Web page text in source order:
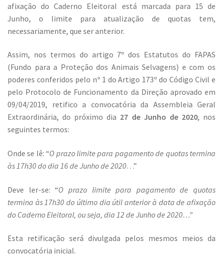
afixação do Caderno Eleitoral está marcada para 15 de
Junho, o limite para atualização de quotas tem,
necessariamente, que ser anterior.
Assim, nos termos do artigo 7º dos Estatutos do FAPAS
(Fundo para a Proteção dos Animais Selvagens) e com os
poderes conferidos pelo nº 1 do Artigo 173º do Código Civil e
pelo Protocolo de Funcionamento da Direção aprovado em
09/04/2019, retifico a convocatória da Assembleia Geral
Extraordinária, do próximo dia 27 de Junho de 2020, nos
seguintes termos:
Onde se lê: “O prazo limite para pagamento de quotas termina
às 17h30 do dia 16 de Junho de 2020…”
Deve ler-se: “O prazo limite para pagamento de quotas
termina às 17h30 do último dia útil anterior à data de afixação
do Caderno Eleitoral, ou seja, dia 12 de Junho de 2020…”
Esta retificação será divulgada pelos mesmos meios da
convocatória inicial.